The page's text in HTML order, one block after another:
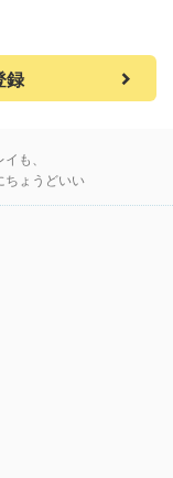
録
も、
ちょうどいい